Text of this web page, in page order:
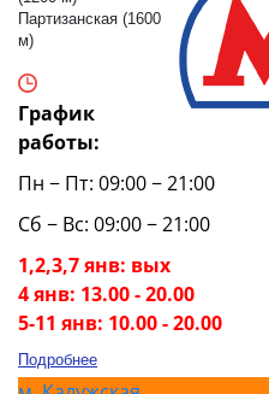
Партизанская (1600
м)
График
работы:
Пн − Пт: 09:00 − 21:00
Сб − Вс: 09:00 − 21:00
1,2,3,7 янв: вых
4 янв: 13.00 - 20.00
5-11 янв: 10.00 - 20.00
Подробнее